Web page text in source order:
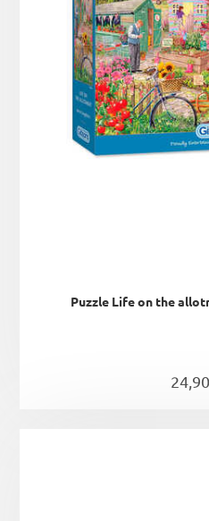
Puzzle Life on the